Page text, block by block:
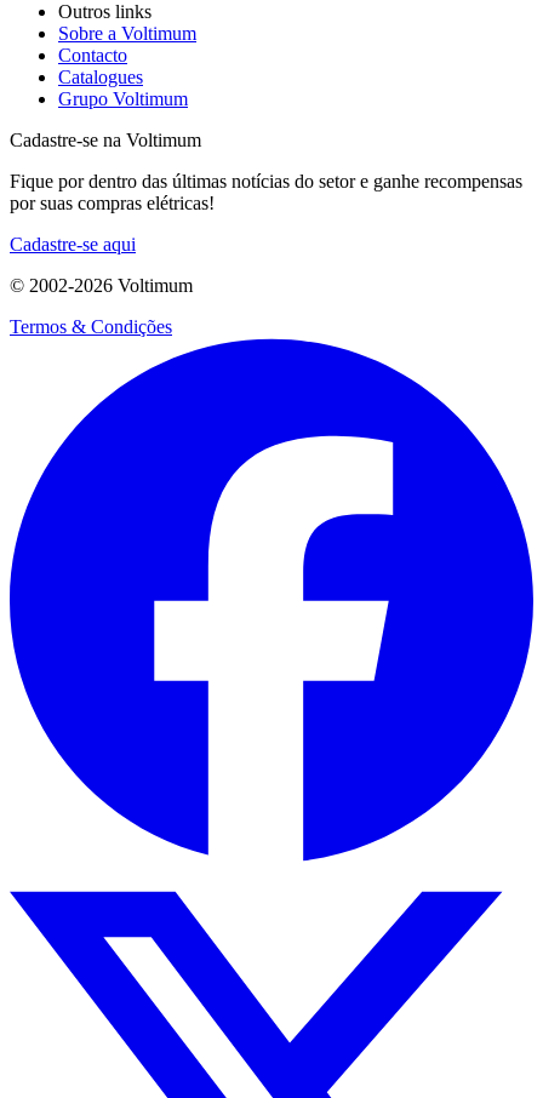
Outros links
Sobre a Voltimum
Contacto
Catalogues
Grupo Voltimum
Cadastre-se na Voltimum
Fique por dentro das últimas notícias do setor e ganhe recompensas
por suas compras elétricas!
Cadastre-se aqui
© 2002-2026 Voltimum
Termos & Condições